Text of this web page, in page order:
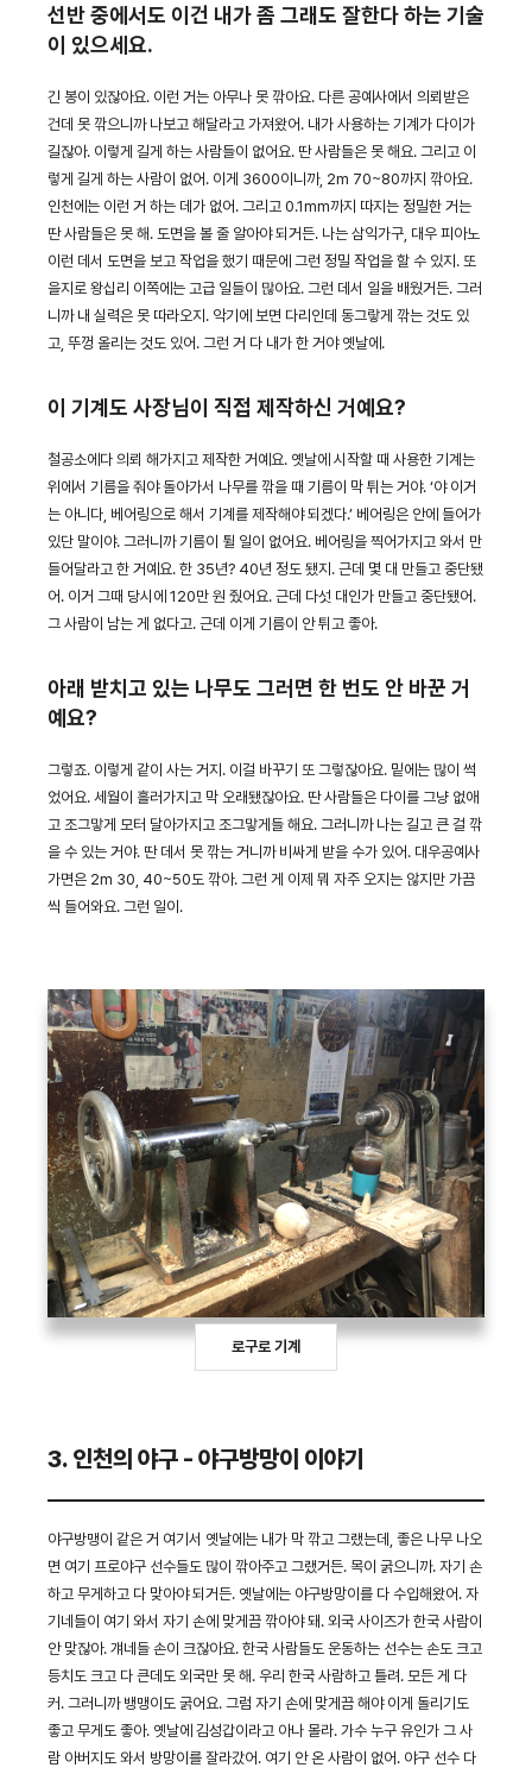
선반 중에서도 이건 내가 좀 그래도 잘한다 하는 기술
이 있으세요.
긴 봉이 있잖아요. 이런 거는 아무나 못 깎아요. 다른 공예사에서 의뢰받은
건데 못 깎으니까 나보고 해달라고 가져왔어. 내가 사용하는 기계가 다이가
길잖아. 이렇게 길게 하는 사람들이 없어요. 딴 사람들은 못 해요. 그리고 이
렇게 길게 하는 사람이 없어. 이게 3600이니까, 2m 70~80까지 깎아요.
인천에는 이런 거 하는 데가 없어. 그리고 0.1mm까지 따지는 정밀한 거는
딴 사람들은 못 해. 도면을 볼 줄 알아야 되거든. 나는 삼익가구, 대우 피아노
이런 데서 도면을 보고 작업을 했기 때문에 그런 정밀 작업을 할 수 있지. 또
을지로 왕십리 이쪽에는 고급 일들이 많아요. 그런 데서 일을 배웠거든. 그러
니까 내 실력은 못 따라오지. 악기에 보면 다리인데 동그랗게 깎는 것도 있
고, 뚜껑 올리는 것도 있어. 그런 거 다 내가 한 거야 옛날에.
이 기계도 사장님이 직접 제작하신 거예요?
철공소에다 의뢰 해가지고 제작한 거예요. 옛날에 시작할 때 사용한 기계는
위에서 기름을 줘야 돌아가서 나무를 깎을 때 기름이 막 튀는 거야. ‘야 이거
는 아니다, 베어링으로 해서 기계를 제작해야 되겠다.’ 베어링은 안에 들어가
있단 말이야. 그러니까 기름이 튈 일이 없어요. 베어링을 찍어가지고 와서 만
들어달라고 한 거예요. 한 35년? 40년 정도 됐지. 근데 몇 대 만들고 중단됐
어. 이거 그때 당시에 120만 원 줬어요. 근데 다섯 대인가 만들고 중단됐어.
그 사람이 남는 게 없다고. 근데 이게 기름이 안 튀고 좋아.
아래 받치고 있는 나무도 그러면 한 번도 안 바꾼 거
예요?
그렇죠. 이렇게 같이 사는 거지. 이걸 바꾸기 또 그렇잖아요. 밑에는 많이 썩
었어요. 세월이 흘러가지고 막 오래됐잖아요. 딴 사람들은 다이를 그냥 없애
고 조그맣게 모터 달아가지고 조그맣게들 해요. 그러니까 나는 길고 큰 걸 깎
을 수 있는 거야. 딴 데서 못 깎는 거니까 비싸게 받을 수가 있어. 대우공예사
가면은 2m 30, 40~50도 깎아. 그런 게 이제 뭐 자주 오지는 않지만 가끔
씩 들어와요. 그런 일이.
로구로 기계
3. 인천의 야구 - 야구방망이 이야기
야구방맹이 같은 거 여기서 옛날에는 내가 막 깎고 그랬는데, 좋은 나무 나오
면 여기 프로야구 선수들도 많이 깎아주고 그랬거든. 목이 굵으니까. 자기 손
하고 무게하고 다 맞아야 되거든. 옛날에는 야구방망이를 다 수입해왔어. 자
기네들이 여기 와서 자기 손에 맞게끔 깎아야 돼. 외국 사이즈가 한국 사람이
안 맞잖아. 걔네들 손이 크잖아요. 한국 사람들도 운동하는 선수는 손도 크고
등치도 크고 다 큰데도 외국만 못 해. 우리 한국 사람하고 틀려. 모든 게 다
커. 그러니까 뱅맹이도 굵어요. 그럼 자기 손에 맞게끔 해야 이게 돌리기도
좋고 무게도 좋아. 옛날에 김성갑이라고 아나 몰라. 가수 누구 유인가 그 사
람 아버지도 와서 방망이를 잘라갔어. 여기 안 온 사람이 없어. 야구 선수 다